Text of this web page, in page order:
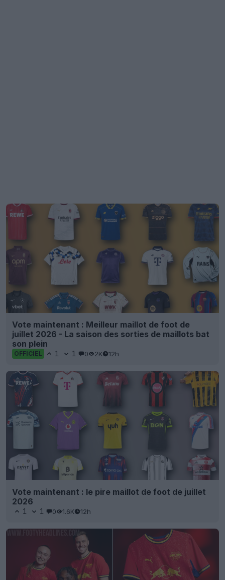
Vote maintenant : Meilleur maillot de foot de
juillet 2026 - La saison des sorties de maillots bat
son plein
OFFICIEL 1 1 0 2K 12h
Vote maintenant : le pire maillot de foot de juillet
2026
1 1 0 1.6K 12h